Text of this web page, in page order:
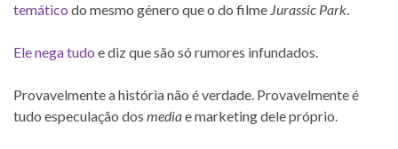
temático do mesmo género que o do filme Jurassic Park.
Ele nega tudo e diz que são só rumores infundados.
Provavelmente a história não é verdade. Provavelmente é
tudo especulação dos mediae marketing dele próprio.